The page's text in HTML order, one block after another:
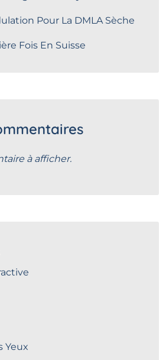
Pour La DMLA Sèche
Fois En Suisse
à afficher.
Yeux